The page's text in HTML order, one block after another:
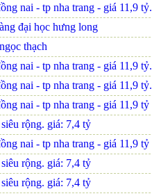
nai - tp nha trang - giá 11,9 tỷ.
đại học hưng long
thạch
nai - tp nha trang - giá 11,9 tỷ.
nai - tp nha trang - giá 11,9 tỷ.
nai - tp nha trang - giá 11,9 tỷ
rộng. giá: 7,4 tỷ
nai - tp nha trang - giá 11,9 tỷ
rộng. giá: 7,4 tỷ
rộng. giá: 7,4 tỷ